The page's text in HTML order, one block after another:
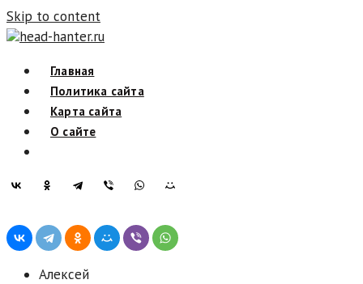
Skip to content
head-hanter.ru
Главная
Политика сайта
Карта сайта
О сайте
Алексей